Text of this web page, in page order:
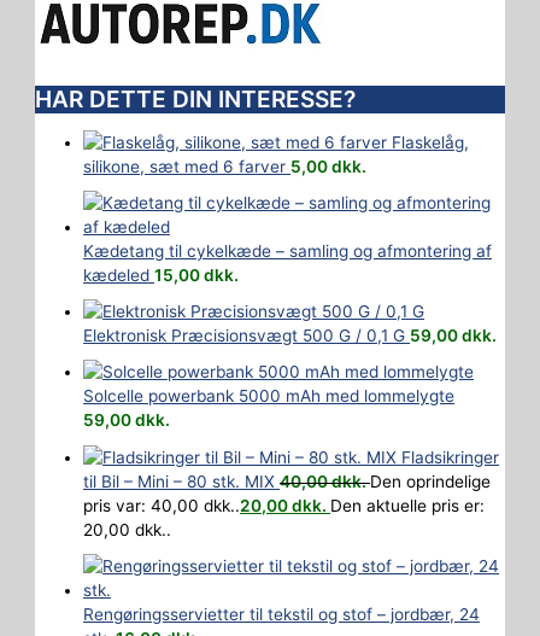
HAR DETTE DIN INTERESSE?
Flaskelåg,
silikone, sæt med 6 farver 5,00dkk.
Kædetang til cykelkæde – samling og afmontering af
kædeled 15,00dkk.
Elektronisk Præcisionsvægt 500 G / 0,1 G 59,00dkk.
Solcelle powerbank 5000 mAh med lommelygte
59,00dkk.
Fladsikringer
til Bil – Mini – 80 stk. MIX 40,00dkk.Den oprindelige
pris var: 40,00 dkk..20,00dkk. Den aktuelle pris er:
20,00 dkk..
Rengøringsservietter til tekstil og stof – jordbær, 24